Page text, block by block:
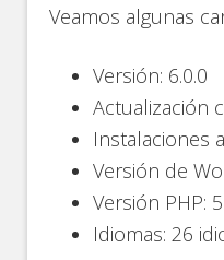
Veamos algunas
Versión: 6.0.0
Actualización
Instalaciones
Versión de
Versión PHP:
Idiomas: 26